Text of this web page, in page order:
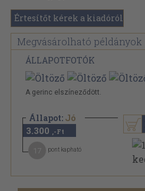
Értesítőt kérek a kiadóról
Megvásárolható példányok
ÁLLAPOTFOTÓK
A gerinc elszíneződött.
Állapot: Jó
3.300 ,-Ft
pont kapható